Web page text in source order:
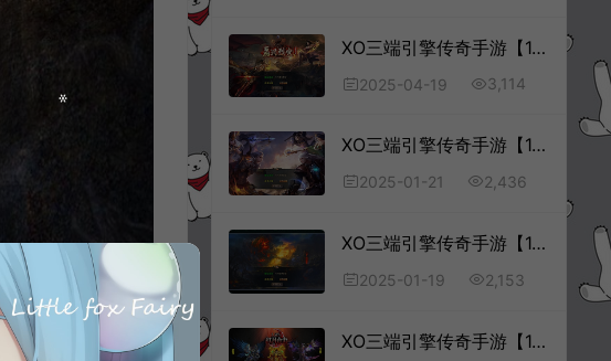
XO三端引擎传奇手游【1.76嘉兴复古小极品金币版】4月最新整理Win一键服务端+PC安卓苹果+详细搭建教程+视频教程
2025-04-19 3,114
XO三端引擎传奇手游【1.76永恒英雄合击版】1月最新整理Win一键服务端+PC安卓苹果+详细搭建教程+视频教程
2025-01-21 2,436
XO三端引擎传奇手游【1.80血煞合击版】1月最新整理Win一键服务端+PC安卓苹果+详细搭建教程+视频教程
2025-01-19 2,153
XO三端引擎传奇手游【1.80红月合击版】10月最新整理Win一键服务端+PC安卓苹果+详细搭建教程+视频教程